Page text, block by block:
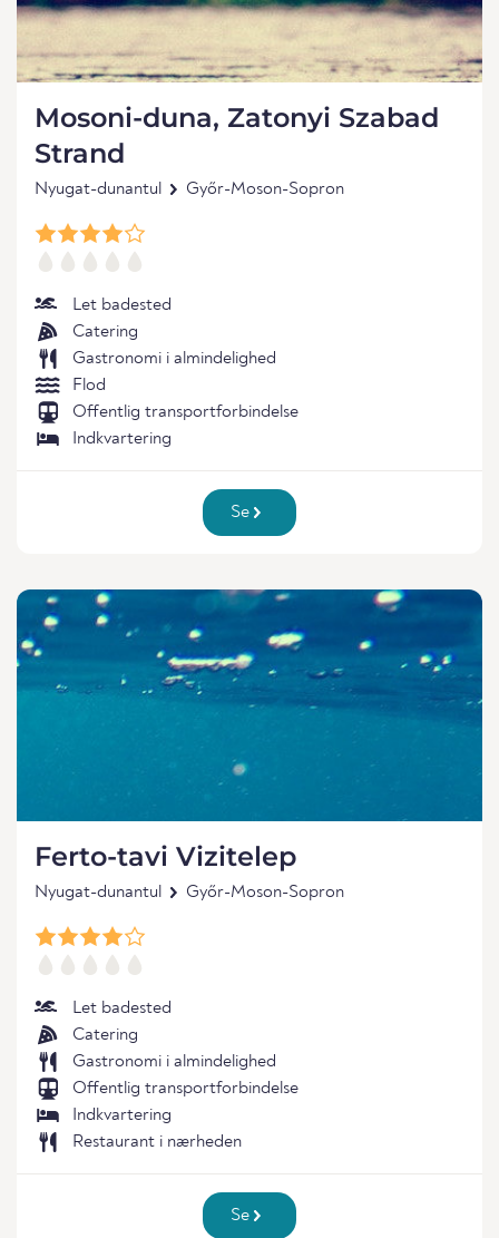
Mosoni-duna, Zatonyi Szabad
Strand
Nyugat-dunantul Győr-Moson-Sopron
Let badested
Catering
Gastronomi i almindelighed
Flod
Offentlig transportforbindelse
Indkvartering
Se
Ferto-tavi Vizitelep
Nyugat-dunantul Győr-Moson-Sopron
Let badested
Catering
Gastronomi i almindelighed
Offentlig transportforbindelse
Indkvartering
Restaurant i nærheden
Se